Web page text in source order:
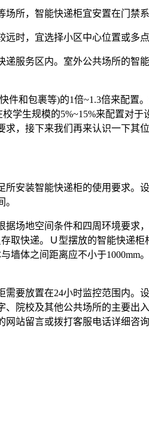
，智能快递柜宜安置在门禁系
时，宜选择小区中心位置或多点
服务区内。室外公共场所的智
件和包裹等)的1倍~1.3倍来配置
学生规模的5%~15%来配置对于
，接下来我们再来认识一下其位
安装智能快递柜的使用要求。
地空间条件和四周环境要求，
取快递。Ｕ型摆放的智能快递
墙体之间距离应不小于1000mm
需要放置在24小时监控范围内。
院校及其他公共场所的主要出
站留言或拨打客服电话详细咨询